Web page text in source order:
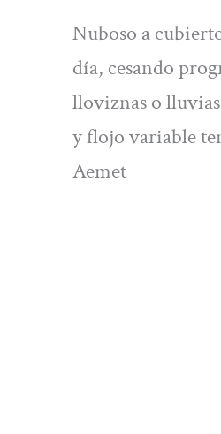
Nuboso a
día, cesando
lloviznas o
y flojo variable
Aemet